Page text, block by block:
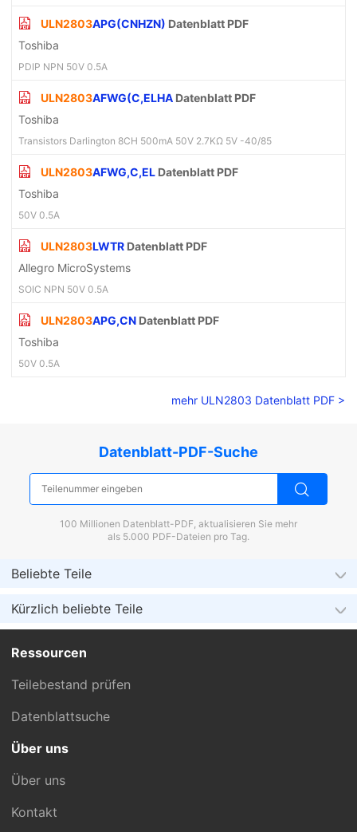
ULN2803APG(CNHZN) Datenblatt PDF
Toshiba
PDIP NPN 50V 0.5A
ULN2803AFWG(C,ELHA Datenblatt PDF
Toshiba
Transistors Darlington 8CH 500mA 50V 2.7KΩ 5V -40/85
ULN2803AFWG,C,EL Datenblatt PDF
Toshiba
50V 0.5A
ULN2803LWTR Datenblatt PDF
Allegro MicroSystems
SOIC NPN 50V 0.5A
ULN2803APG,CN Datenblatt PDF
Toshiba
50V 0.5A
mehr ULN2803 Datenblatt PDF >
Datenblatt-PDF-Suche
100 Millionen Datenblatt-PDF, aktualisieren Sie mehr
als 5.000 PDF-Dateien pro Tag.
Beliebte Teile
Kürzlich beliebte Teile
Ressourcen
Teilebestand prüfen
Datenblattsuche
Über uns
Über uns
Kontakt